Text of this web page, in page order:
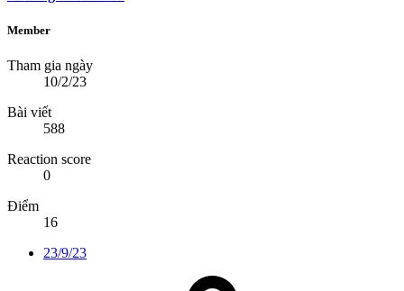
Member
Tham gia ngày
10/2/23
Bài viết
588
Reaction score
0
Điểm
16
23/9/23